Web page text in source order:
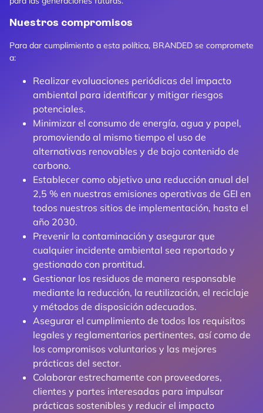
Nuestros compromisos
Para dar cumplimiento a esta política, BRANDED se compromete
a:
Realizar evaluaciones periódicas del impacto
ambiental para identificar y mitigar riesgos
potenciales.
Minimizar el consumo de energía, agua y papel,
promoviendo al mismo tiempo el uso de
alternativas renovables y de bajo contenido de
carbono.
Establecer como objetivo una reducción anual del
2,5 % en nuestras emisiones operativas de GEI en
todos nuestros sitios de implementación, hasta el
año 2030.
Prevenir la contaminación y asegurar que
cualquier incidente ambiental sea reportado y
gestionado con prontitud.
Gestionar los residuos de manera responsable
mediante la reducción, la reutilización, el reciclaje
y métodos de disposición adecuados.
Asegurar el cumplimiento de todos los requisitos
legales y reglamentarios pertinentes, así como de
los compromisos voluntarios y las mejores
prácticas del sector.
Colaborar estrechamente con proveedores,
clientes y partes interesadas para impulsar
prácticas sostenibles y reducir el impacto